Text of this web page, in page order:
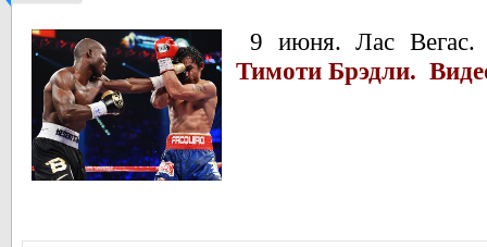
9 июня. Лас
Тимоти Брэдли.